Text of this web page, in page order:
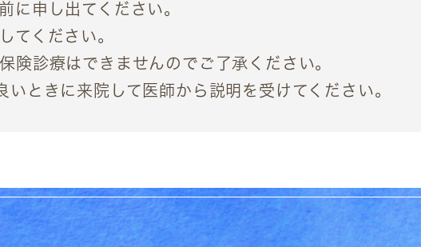
に申し出てください。
てください。
険診療はできませんのでご了承ください。
ときに来院して医師から説明を受けてください。